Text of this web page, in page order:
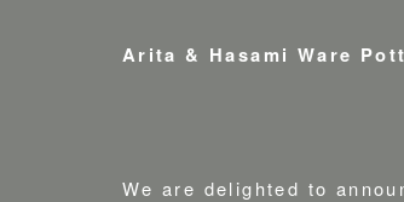
Arita & Hasami Ware
We are delighted to